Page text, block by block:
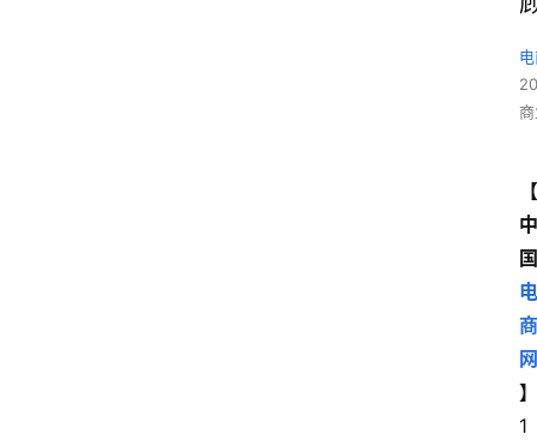
【
中
国
电
商
网
】
1